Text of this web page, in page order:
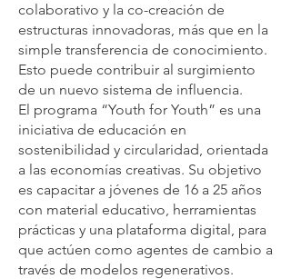
colaborativo y la co-creación de
estructuras innovadoras, más que en la
simple transferencia de conocimiento.
Esto puede contribuir al surgimiento
de un nuevo sistema de influencia.
El programa “Youth for Youth” es una
iniciativa de educación en
sostenibilidad y circularidad, orientada
a las economías creativas. Su objetivo
es capacitar a jóvenes de 16 a 25 años
con material educativo, herramientas
prácticas y una plataforma digital, para
que actúen como agentes de cambio a
través de modelos regenerativos.